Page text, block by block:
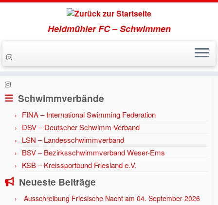
Zum
Inhalt
Heidmühler FC – Schwimmen
Start » Aktuell » Jahr 2016 » Freie Plätze bei Schwimmkursen.
Schwimmverbände
FINA – International Swimming Federation
DSV – Deutscher Schwimm-Verband
LSN – Landesschwimmverband
BSV – Bezirksschwimmverband Weser-Ems
KSB – Kreissportbund Friesland e.V.
Neueste Beiträge
Ausschreibung Friesische Nacht am 04. September 2026